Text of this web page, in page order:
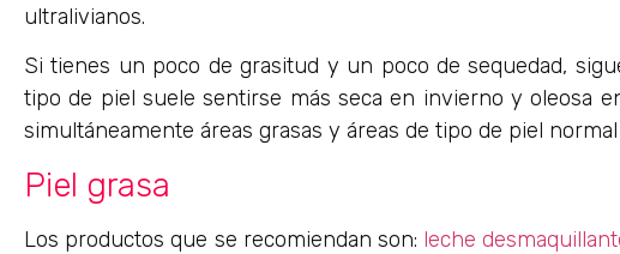
ultralivianos.
Si tienes un poco de grasitud y un poco de sequedad,
tipo de piel suele sentirse más seca en invierno y oleosa
simultáneamente áreas grasas y áreas de tipo de piel normal
Piel grasa
Los productos que se recomiendan son: leche